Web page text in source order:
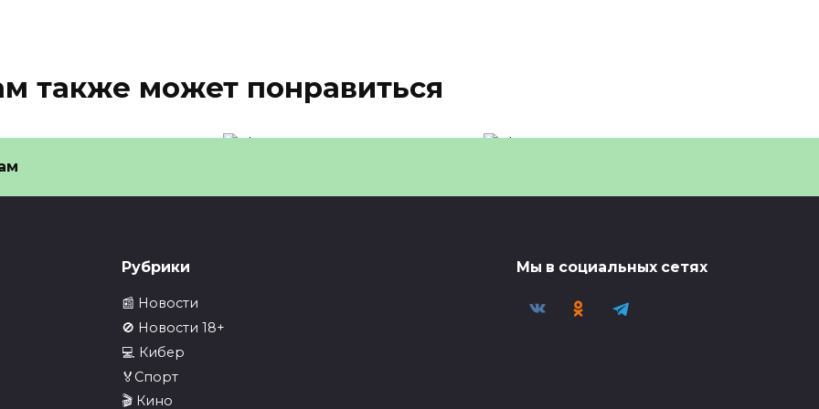
также может понравиться
скорбим, ушла
ушла эпоха
24.11.2025
рассказал о влиянии
влиянии бойцов UFC на
Рубрики
📰 Новости
🚫 Новости 18+
💻 Кибер
🏅Спорт
🎬 Кино
Мы в социальных сетях